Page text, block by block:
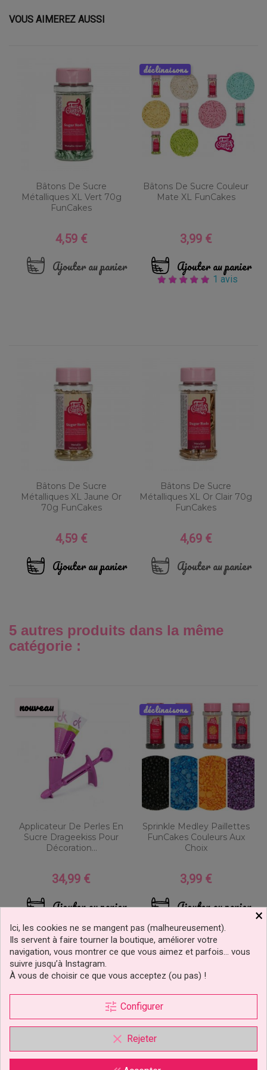
VOUS AIMEREZ AUSSI
Bâtons De Sucre
Métalliques XL Vert 70g
FunCakes
Prix
4,59 €
Ajouter au panier
Bâtons De Sucre Couleur
Mate XL FunCakes
Prix
3,99 €
Ajouter au panier
1 avis
déclinaisons
Bâtons De Sucre
Métalliques XL Jaune Or
70g FunCakes
Prix
4,59 €
Ajouter au panier
Bâtons De Sucre
Métalliques XL Or Clair 70g
FunCakes
Prix
4,69 €
Ajouter au panier
5 autres produits dans la même
catégorie :
Applicateur De Perles En
Sucre Drageekiss Pour
Décoration...
Prix
34,99 €
Ajouter au panier
nouveau
Sprinkle Medley Paillettes
FunCakes Couleurs Aux
Choix
Prix
3,99 €
Ajouter au panier
déclinaisons
×
Ici, les cookies ne se mangent pas (malheureusement).
Ils servent à faire tourner la boutique, améliorer votre
navigation, vous montrer ce que vous aimez et parfois… vous
suivre jusqu’à Instagram.
À vous de choisir ce que vous acceptez (ou pas) !
tune Configurer
clear Rejeter